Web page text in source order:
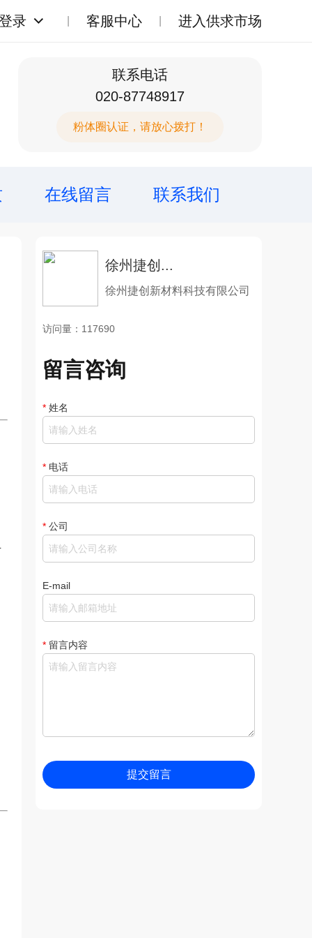
录 客服中心 进入供求市场
联系电话
020-87748917
粉体圈认证，请放心拨打！
在线留言 联系我们
徐州捷创...
徐州捷创新材料科技有限公司
访问量：117690
留言咨询
* 姓名
* 电话
* 公司
E-mail
* 留言内容
提交留言